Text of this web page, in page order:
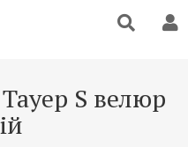
S велюр